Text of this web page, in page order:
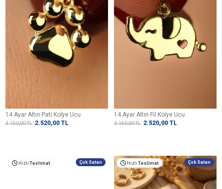
14 Ayar Altın Pati Kolye Ucu
3.150,00TL 2.520,00 TL
14 Ayar Altın Fil Kolye Ucu
3.150,00TL 2.520,00 TL
Hızlı Teslimat Çok Satan Hızlı Teslimat Çok Satan